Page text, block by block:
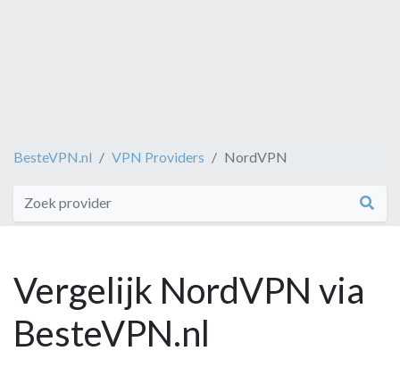
BesteVPN.nl VPN Providers NordVPN
Vergelijk NordVPN via
BesteVPN.nl